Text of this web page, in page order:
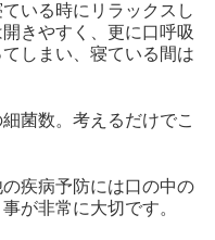
いる時にリラックスし
きやすく、更に口呼吸
しまい、寝ている間は
菌数。考えるだけでこ
疾病予防には口の中の
が非常に大切です。